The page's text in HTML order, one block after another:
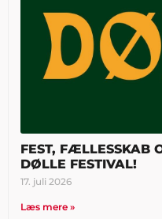
FEST, FÆLLESSKAB
DØLLE FESTIVAL!
17. juli 2026
Læs mere »